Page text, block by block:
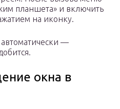
планшета» и включить
на иконку.
—
окна в